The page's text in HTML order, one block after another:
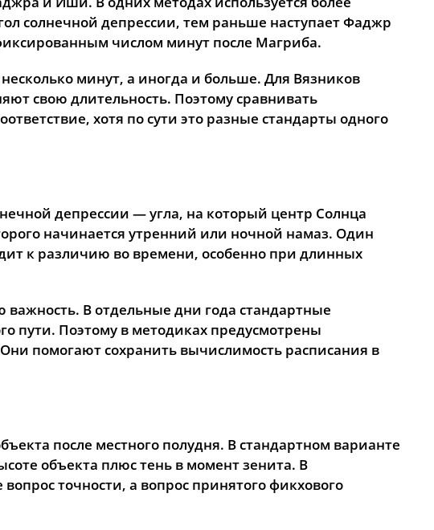
солнечной депрессии, тем раньше наступает Фаджр
числом минут после Магриба.
минут, а иногда и больше. Для Вязников
свою длительность. Поэтому сравнивать
хотя по сути это разные стандарты одного
депрессии — угла, на который центр Солнца
начинается утренний или ночной намаз. Один
к различию во времени, особенно при длинных
В отдельные дни года стандартные
пути. Поэтому в методиках предусмотрены
помогают сохранить вычислимость расписания в
после местного полудня. В стандартном варианте
объекта плюс тень в момент зенита. В
точности, а вопрос принятого фикхового